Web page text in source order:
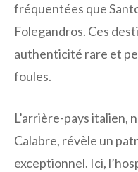
fréquentées que
Folegandros. Ces
authenticité rare et
foules.
L’arrière-pays italien,
Calabre, révèle un
exceptionnel. Ici,